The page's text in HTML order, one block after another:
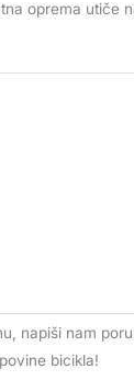
oprema utiče
napiši nam
bicikla!